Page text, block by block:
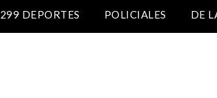
299 DEPORTES POLICIALES DE